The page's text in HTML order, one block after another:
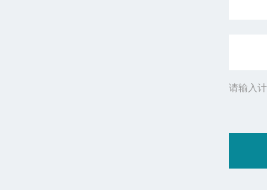
请输入